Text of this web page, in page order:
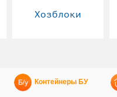
Хозблоки
Контейнеры БУ